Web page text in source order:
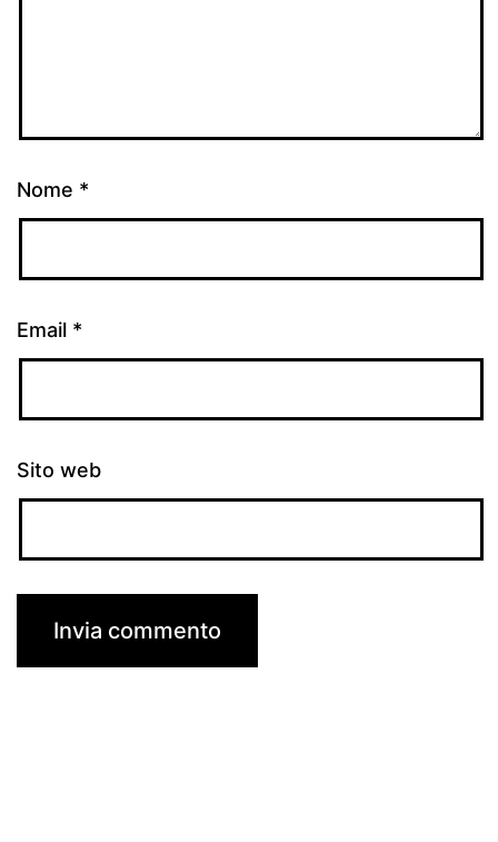
Nome *
Email *
Sito web